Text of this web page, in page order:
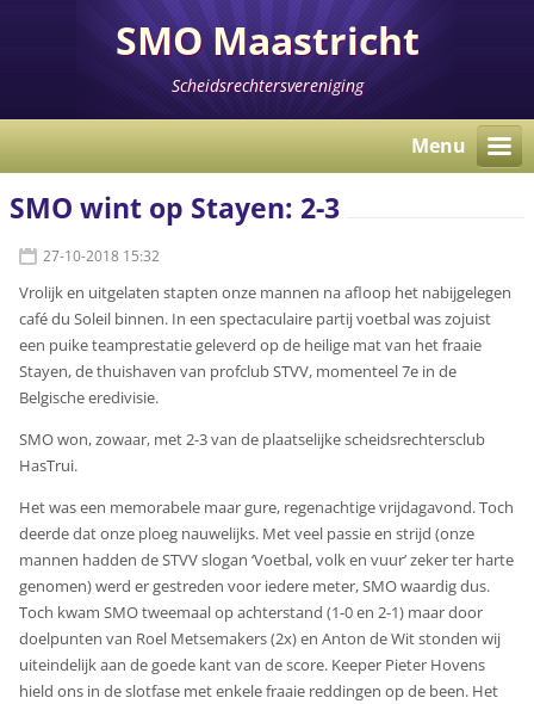
SMO Maastricht
Scheidsrechtersvereniging
Menu
SMO wint op Stayen: 2-3
27-10-2018 15:32
Vrolijk en uitgelaten stapten onze mannen na afloop het nabijgelegen
café du Soleil binnen. In een spectaculaire partij voetbal was zojuist
een puike teamprestatie geleverd op de heilige mat van het fraaie
Stayen, de thuishaven van profclub STVV, momenteel 7e in de
Belgische eredivisie.
SMO won, zowaar, met 2-3 van de plaatselijke scheidsrechtersclub
HasTrui.
Het was een memorabele maar gure, regenachtige vrijdagavond. Toch
deerde dat onze ploeg nauwelijks. Met veel passie en strijd (onze
mannen hadden de STVV slogan ‘Voetbal, volk en vuur’ zeker ter harte
genomen) werd er gestreden voor iedere meter, SMO waardig dus.
Toch kwam SMO tweemaal op achterstand (1-0 en 2-1) maar door
doelpunten van Roel Metsemakers (2x) en Anton de Wit stonden wij
uiteindelijk aan de goede kant van de score. Keeper Pieter Hovens
hield ons in de slotfase met enkele fraaie reddingen op de been. Het